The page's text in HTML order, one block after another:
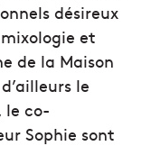
désireux
et
de la Maison
le
le co-
Sophie sont